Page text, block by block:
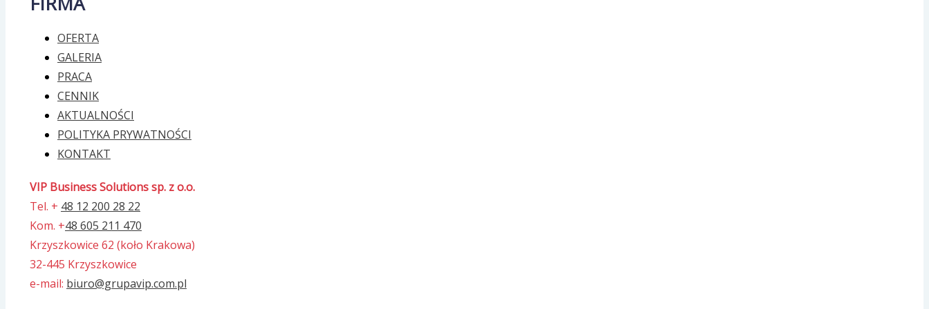
OFERTA
GALERIA
PRACA
CENNIK
AKTUALNOŚCI
POLITYKA PRYWATNOŚCI
KONTAKT
VIP Business Solutions sp. z o.o.
Tel. + 48 12 200 28 22
Kom. +48 605 211 470
Krzyszkowice 62 (koło Krakowa)
32-445 Krzyszkowice
e-mail: biuro@grupavip.com.pl